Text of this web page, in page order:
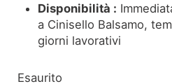
Disponibilità :
a Cinisello Balsamo,
giorni lavorativi
Esaurito